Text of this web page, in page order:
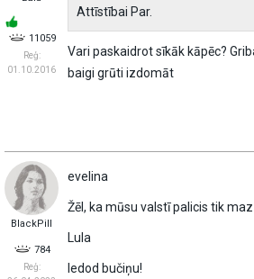
11059
Reģ:
01.10.2016
Attīstībai Par.
Vari paskaidrot sīkāk kāpēc?
baigi grūti izdomāt
BlackPill
784
Reģ:
eveIina
Žēl, ka mūsu valstī palicis tik maz
Lula
Iedod bučiņu!